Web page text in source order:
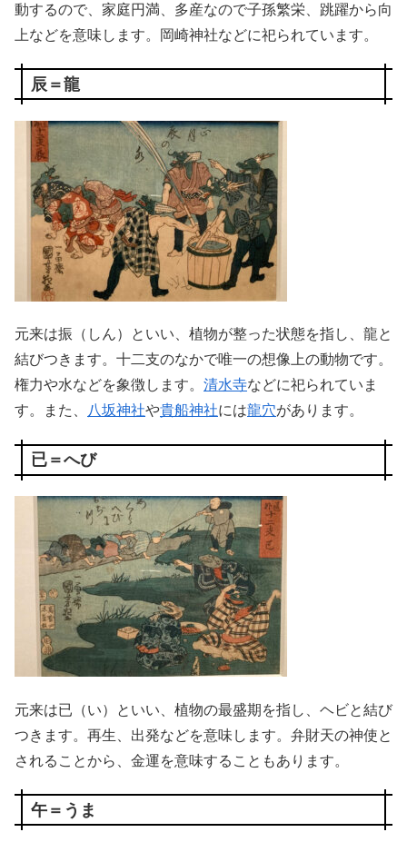
動するので、家庭円満、多産なので子孫繁栄、跳躍から向
上などを意味します。岡崎神社などに祀られています。
辰＝龍
元来は振（しん）といい、植物が整った状態を指し、龍と
結びつきます。十二支のなかで唯一の想像上の動物です。
権力や水などを象徴します。 清水寺などに祀られていま
す。また、
八坂神社や貴船神社には龍穴があります。
已＝へび
元来は已（い）といい、植物の最盛期を指し、ヘビと結び
つきます。再生、出発などを意味します。弁財天の神使と
されることから、金運を意味することもあります。
午＝うま